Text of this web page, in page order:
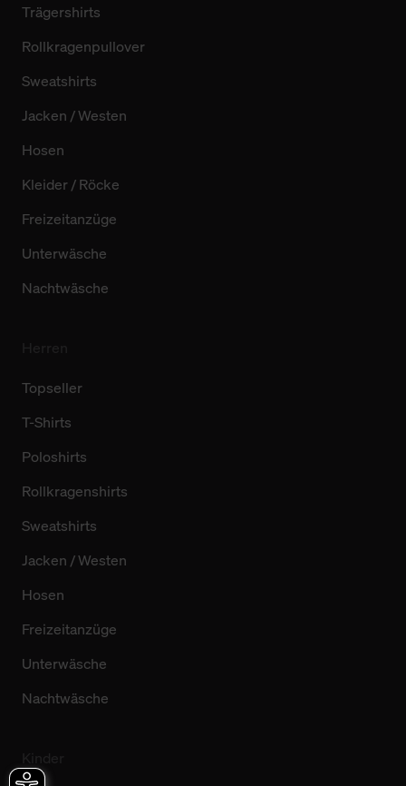
Trägershirts
Rollkragenpullover
Sweatshirts
Jacken / Westen
Hosen
Kleider / Röcke
Freizeitanzüge
Unterwäsche
Nachtwäsche
Topseller
T-Shirts
Poloshirts
Rollkragenshirts
Sweatshirts
Jacken / Westen
Hosen
Freizeitanzüge
Unterwäsche
Nachtwäsche